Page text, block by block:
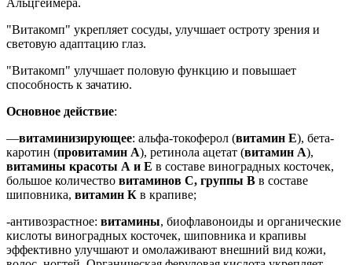
"Витакомп" укрепляет сосуды, улучшает остроту зрения и
световую адаптацию глаз.
"Витакомп" улучшает половую функцию и повышает
способность к зачатию.
Основное действие:
—витаминизирующее: альфа-токоферол (витамин Е), бета-
каротин (провитамин А), ретинола ацетат (витамин А),
витамины красоты А и Е в составе виноградных косточек,
большое количество витаминов С, группы В в составе
шиповника, витамин К в крапиве;
-антивозрастное: витамины, биофлавоноиды и органические
кислоты виноградных косточек, шиповника и крапивы
эффективно улучшают и омолаживают внешний вид кожи,